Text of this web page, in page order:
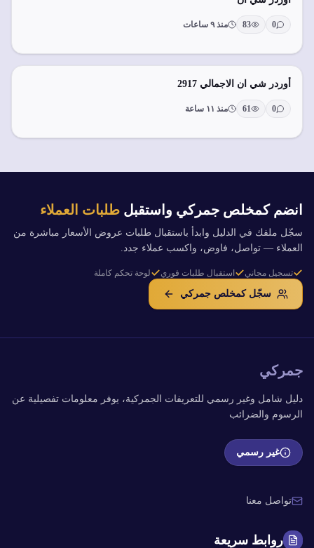
0
83 منذ ٩ ساعات
أوردر شي ان الاجمالي 2917
0
61 منذ ١١ ساعة
انضم كمخلص جمركي واستقبل طلبات العملاء
سجّل ملفك في الدليل وابدأ باستقبال طلبات عروض الأسعار مباشرة من
العملاء — تواصل، فاوض، واكسب عملاء جدد.
تسجيل مجاني استقبال طلبات فوري لوحة تحكم كاملة
سجّل كمخلص جمركي
جمركي
دليل شامل وغير رسمي للتعريفات الجمركية، يوفر معلومات تفصيلية عن
الرسوم والضرائب
غير رسمي
تواصل معنا
روابط سريعة